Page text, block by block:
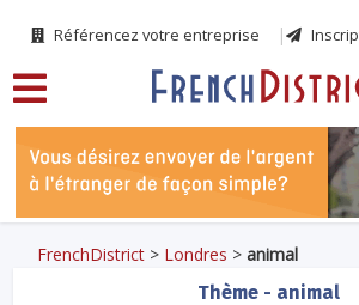
Référencez votre entreprise
FrenchDistrict > Londres >animal
Thème - animal